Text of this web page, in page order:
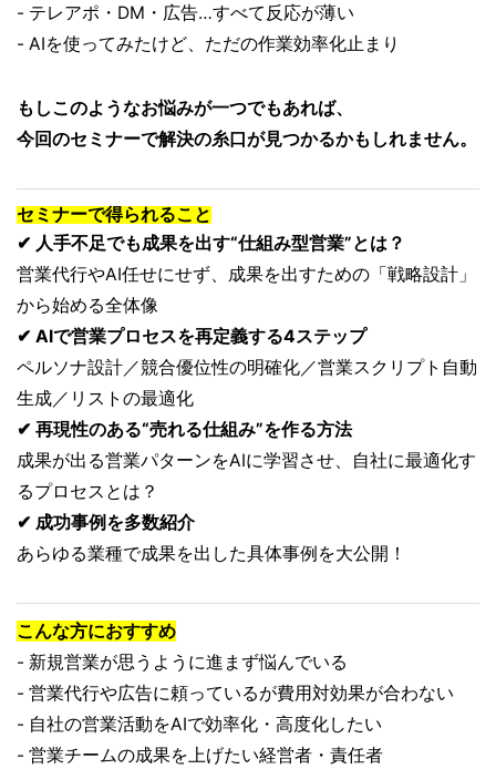
- テレアポ・DM・広告…すべて反応が薄い
- AIを使ってみたけど、ただの作業効率化止まり
もしこのようなお悩みが一つでもあれば、
今回のセミナーで解決の糸口が見つかるかもしれません。
セミナーで得られること
✔ 人手不足でも成果を出す“仕組み型営業”とは？
営業代行やAI任せにせず、成果を出すための「戦略設計」
から始める全体像
✔ AIで営業プロセスを再定義する4ステップ
ペルソナ設計／競合優位性の明確化／営業スクリプト自動
生成／リストの最適化
✔ 再現性のある“売れる仕組み”を作る方法
成果が出る営業パターンをAIに学習させ、自社に最適化す
るプロセスとは？
✔ 成功事例を多数紹介
あらゆる業種で成果を出した具体事例を大公開！
こんな方におすすめ
- 新規営業が思うように進まず悩んでいる
- 営業代行や広告に頼っているが費用対効果が合わない
- 自社の営業活動をAIで効率化・高度化したい
- 営業チームの成果を上げたい経営者・責任者